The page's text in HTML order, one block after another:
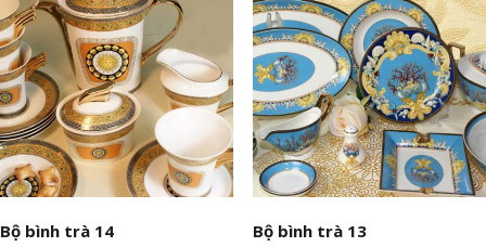
Bộ bình trà 14 Bộ bình trà 13